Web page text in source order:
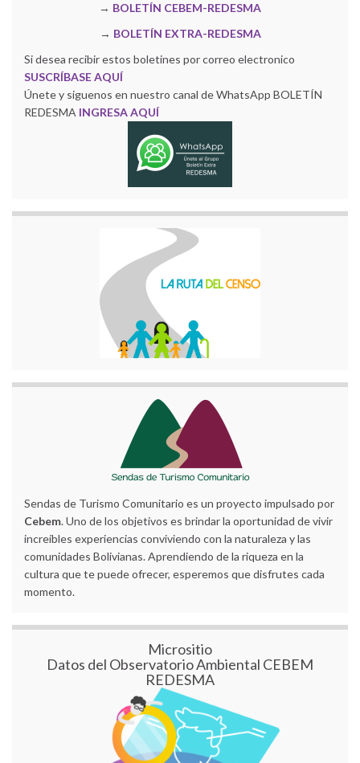
→ BOLETÍN CEBEM-REDESMA
→ BOLETÍN EXTRA-REDESMA
Si desea recibir estos boletines por correo electronico
SUSCRÍBASE AQUÍ
Únete y siguenos en nuestro canal de WhatsApp BOLETÍN
REDESMA INGRESA AQUÍ
Sendas de Turismo Comunitario es un proyecto impulsado por
Cebem. Uno de los objetivos es brindar la oportunidad de vivir
increíbles experiencias conviviendo con la naturaleza y las
comunidades Bolivianas. Aprendiendo de la riqueza en la
cultura que te puede ofrecer, esperemos que disfrutes cada
momento.
Micrositio
Datos del Observatorio Ambiental CEBEM
REDESMA